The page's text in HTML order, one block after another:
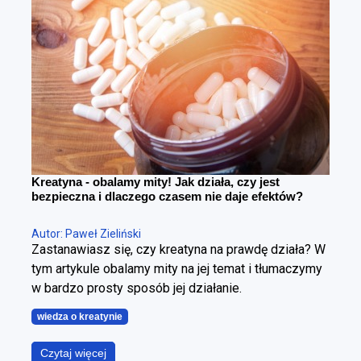
można redukować tkankę tłuszczową, poprawiając
sylwetkę. Cała sztuka polega na tym, żeby zrobić to
w kontrolowany sposób.
Kreatyna - obalamy mity! Jak działa, czy jest
bezpieczna i dlaczego czasem nie daje efektów?
Autor: Paweł Zieliński
Zastanawiasz się, czy kreatyna na prawdę działa? W
tym artykule obalamy mity na jej temat i tłumaczymy
w bardzo prosty sposób jej działanie.
wiedza o kreatynie
Czytaj więcej